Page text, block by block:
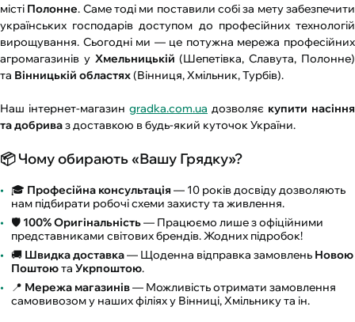
місті Полонне. Саме тоді ми поставили собі за мету забезпечити
українських господарів доступом до професійних технологій
вирощування. Сьогодні ми — це потужна мережа професійних
агромагазинів у Хмельницькій (Шепетівка, Славута, Полонне)
та Вінницькій областях(Вінниця, Хмільник, Турбів).
Наш інтернет-магазин gradka.com.ua дозволяє купити насіння
та добриваз доставкою в будь-який куточок України.
📦 Чому обирають «Вашу Грядку»?
🎓 Професійна консультація — 10 років досвіду дозволяють
нам підбирати робочі схеми захисту та живлення.
🛡️ 100% Оригінальність— Працюємо лише з офіційними
представниками світових брендів. Жодних підробок!
🚚 Швидка доставка— Щоденна відправка замовлень Новою
Поштоюта Укрпоштою.
📍 Мережа магазинів— Можливість отримати замовлення
самовивозом у наших філіях у Вінниці, Хмільнику та ін.